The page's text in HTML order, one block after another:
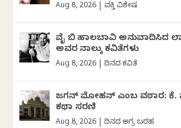
Aug 8, 2026 ವ್ಯಕ್ತಿ ವಿಶೇಷ
ವೈ ಬಿ ಹಾಲಬಾವಿ ಅನುವಾದಿಸಿದ
ಅವರ ನಾಲ್ಕು ಕವಿತೆಗಳು
Aug 8, 2026 |ದಿನದ ಕವಿತೆ
ಜಗನ್‌ ಮೋಹನ್‌ ಎಂಬ ವಠಾರ: ಕೆ.
ಕಥಾ ಸರಣಿ
Aug 8, 2026 |ದಿನದ ಅಗ್ರ ಬರಹ